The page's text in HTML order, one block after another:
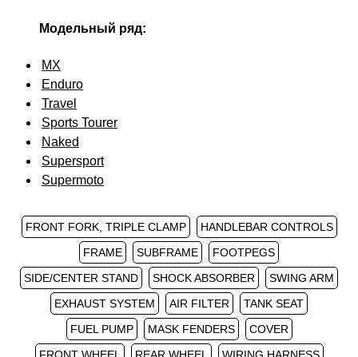
Модельный ряд:
MX
Enduro
Travel
Sports Tourer
Naked
Supersport
Supermoto
FRONT FORK, TRIPLE CLAMP
HANDLEBAR CONTROLS
FRAME
SUBFRAME
FOOTPEGS
SIDE/CENTER STAND
SHOCK ABSORBER
SWING ARM
EXHAUST SYSTEM
AIR FILTER
TANK SEAT
FUEL PUMP
MASK FENDERS
COVER